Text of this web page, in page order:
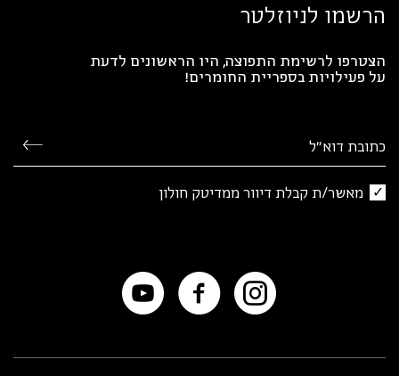
הרשמו לניוזלטר
הצטרפו לרשימת התפוצה, היו הראשונים לדעת
על פעילויות בספריית החומרים!
מאשר/ת קבלת דיוור ממדיטק חולון